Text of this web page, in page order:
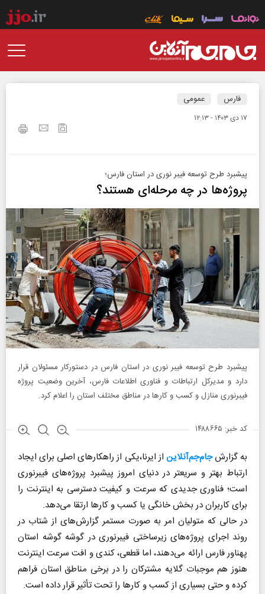
فارس عمومی
۱۷ دی ۱۴۰۳ - ۱۲:۱۳
پیشبرد طرح توسعه فیبر نوری در استان فارس؛
پروژه‌ها در چه مرحله‌ای هستند؟
پیشبرد طرح توسعه فیبر نوری در استان فارس در دستورکار مسئولان قرار
دارد و مدیرکل ارتباطات و فناوری اطلاعات فارس، آخرین وضعیت پروژه
فیبرنوری منازل و کسب و کار‌ها در مناطق مختلف استان را اعلام کرد.
کد خبر: ۱۴۸۸۶۶۵
به گزارشجام‌جم‌آنلاین از ایرنا،یکی از راهکار‌های اصلی برای ایجاد
ارتباط بهتر و سریعتر در دنیای امروز پیشبرد پروژه‌های فیبرنوری
است؛ فناوری جدیدی که سرعت و کیفیت دسترسی به اینترنت را
برای کاربران در بخش خانگی یا کسب و کار‌ها ارتقا می‌دهد.
در حالی که متولیان امر به صورت مستمر گزارش‌های از شتاب در
روند اجرای پروژه‌های زیرساختی فیبرنوری در گوشه گوشه استان
پهناور فارس ارائه می‌دهند، اما قطعی، کندی و افت سرعت اینترنت
هنوز هم موجبات گلایه مشترکان را در برخی مناطق استان فراهم
کرده و حتی بسیاری از کسب و کار‌ها را تحت تأثیر قرار داده است.